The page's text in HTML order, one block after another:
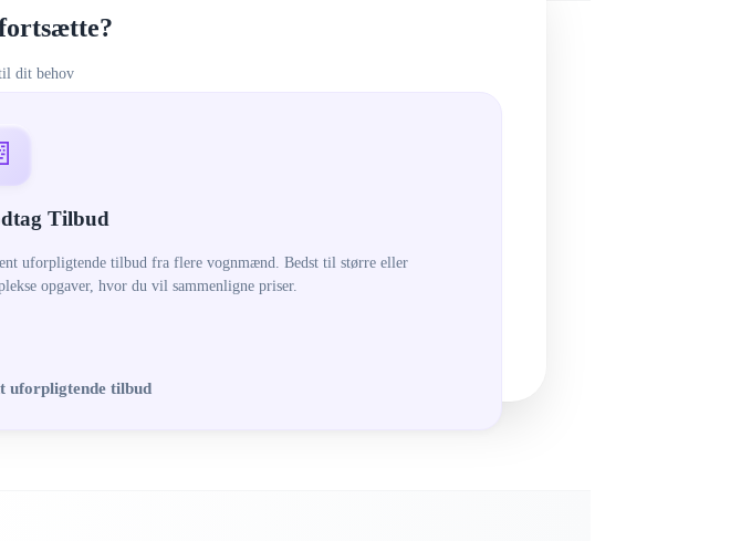
dit behov
Tilbud
uforpligtende tilbud fra flere vognmænd. Bedst til større eller
opgaver, hvor du vil sammenligne priser.
uforpligtende tilbud